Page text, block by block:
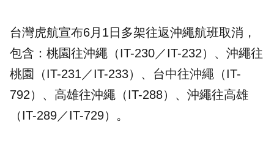
台灣虎航宣布6月1日多架往返沖繩航班取消，
包含：桃園往沖繩（IT-230／IT-232）、沖繩往
桃園（IT-231／IT-233）、台中往沖繩（IT-
792）、高雄往沖繩（IT-288）、沖繩往高雄
（IT-289／IT-729）。